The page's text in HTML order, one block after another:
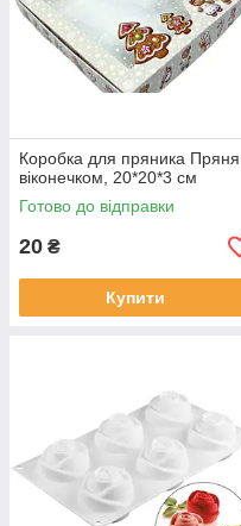
Коробка для пряника Пряня
віконечком, 20*20*3 см
Готово до відправки
20 ₴
Купити